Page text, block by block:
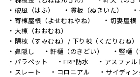
破風（はふ）
貫板（ぬきいた）
寄棟屋根（よせむねやね）
切妻屋根
大棟（おおむね）
隅棟（すみむね）/ 下り棟（くだりむね）
鼻隠し
軒樋（のきどい）
竪樋（
パラペット
FRP防水
アスファル
スレート
コロニアル サイディン